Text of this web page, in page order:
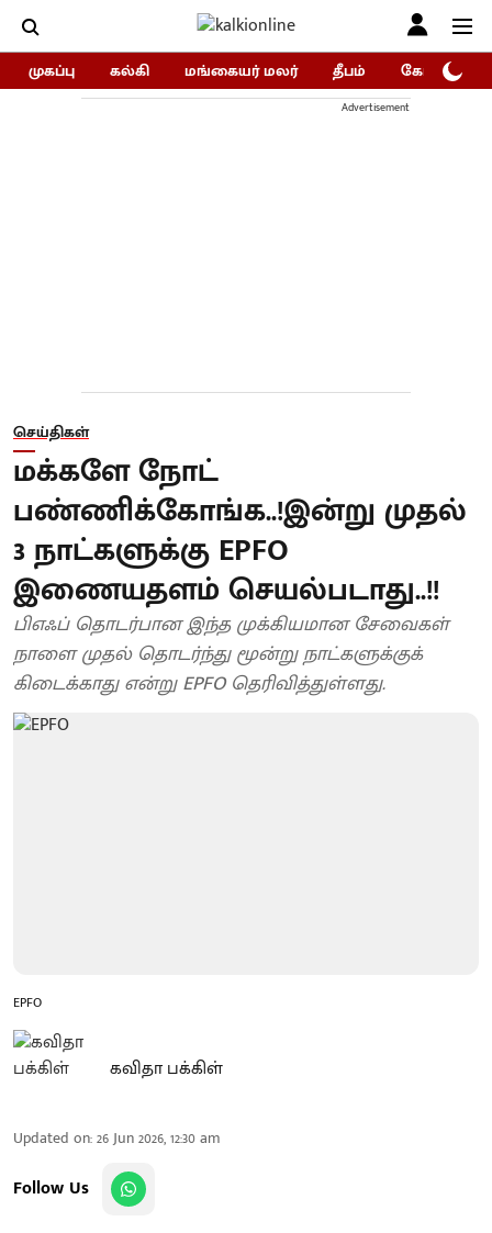
முகப்பு கல்கி மங்கையர் மலர் தீபம் கோகுலம்/
Advertisement
செய்திகள்
மக்களே நோட்
பண்ணிக்கோங்க..!இன்று முதல்
3 நாட்களுக்கு EPFO
இணையதளம் செயல்படாது..!!
பிஎஃப் தொடர்பான இந்த முக்கியமான சேவைகள்
நாளை முதல் தொடர்ந்து மூன்று நாட்களுக்குக்
கிடைக்காது என்று EPFO ​​தெரிவித்துள்ளது.
EPFO
கவிதா பக்கிள்
Updated on:26 Jun 2026, 12:30 am
Follow Us